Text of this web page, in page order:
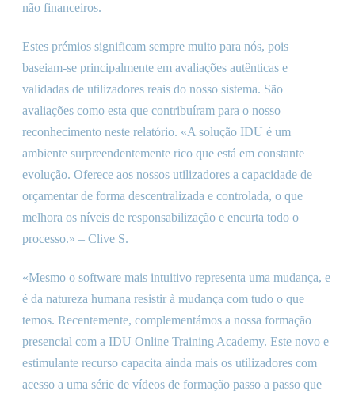
não financeiros.
Estes prémios significam sempre muito para nós, pois
baseiam-se principalmente em avaliações autênticas e
validadas de utilizadores reais do nosso sistema. São
avaliações como esta que contribuíram para o nosso
reconhecimento neste relatório. «A solução IDU é um
ambiente surpreendentemente rico que está em constante
evolução. Oferece aos nossos utilizadores a capacidade de
orçamentar de forma descentralizada e controlada, o que
melhora os níveis de responsabilização e encurta todo o
processo.» – Clive S.
«Mesmo o software mais intuitivo representa uma mudança, e
é da natureza humana resistir à mudança com tudo o que
temos. Recentemente, complementámos a nossa formação
presencial com a IDU Online Training Academy. Este novo e
estimulante recurso capacita ainda mais os utilizadores com
acesso a uma série de vídeos de formação passo a passo que